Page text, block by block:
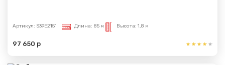
Артикул: S39E2151 Длина: 85 м Высота: 1,8 м
97 650 р